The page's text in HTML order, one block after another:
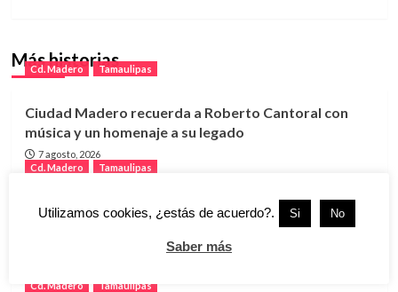
Más historias
Cd. Madero Tamaulipas
Ciudad Madero recuerda a Roberto Cantoral con
música y un homenaje a su legado
7 agosto, 2026
Cd. Madero
Tamaulipas
Lanzan programa “GUAPA” para impulsar el
bienestar y la autonomía de mujeres en Ciudad
Cd. Madero
Tamaulipas
Utilizamos cookies, ¿estás de acuerdo?. Si No
Saber más